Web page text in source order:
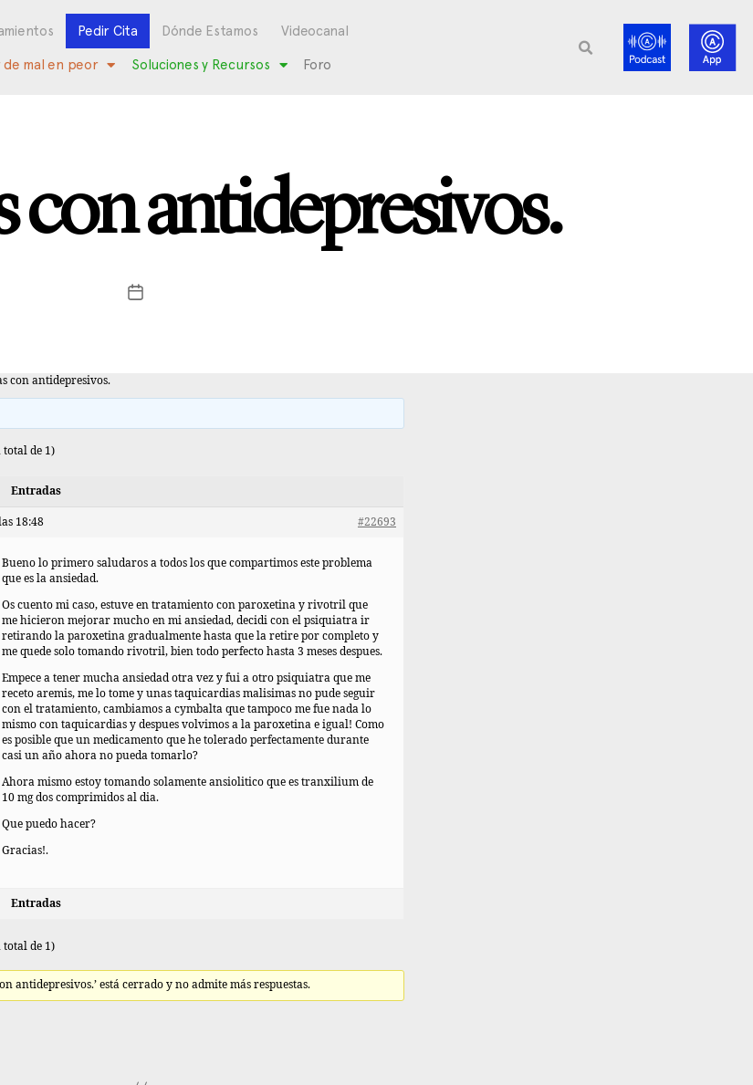
Pedir Cita Dónde Estamos Videocanal
de mal en peor Soluciones y Recursos Foro
con antidepresivos.
con antidepresivos.
total de 1)
Entradas
18:48 #22693
Bueno lo primero saludaros a todos los que compartimos este problema
que es la ansiedad.
Os cuento mi caso, estuve en tratamiento con paroxetina y rivotril que
me hicieron mejorar mucho en mi ansiedad, decidi con el psiquiatra ir
retirando la paroxetina gradualmente hasta que la retire por completo y
me quede solo tomando rivotril, bien todo perfecto hasta 3 meses despues.
Empece a tener mucha ansiedad otra vez y fui a otro psiquiatra que me
receto aremis, me lo tome y unas taquicardias malisimas no pude seguir
con el tratamiento, cambiamos a cymbalta que tampoco me fue nada lo
mismo con taquicardias y despues volvimos a la paroxetina e igual! Como
es posible que un medicamento que he tolerado perfectamente durante
casi un año ahora no pueda tomarlo?
Ahora mismo estoy tomando solamente ansiolitico que es tranxilium de
10 mg dos comprimidos al dia.
Que puedo hacer?
Gracias!.
Entradas
total de 1)
antidepresivos.’ está cerrado y no admite más respuestas.